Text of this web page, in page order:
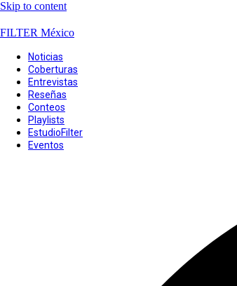
Skip to content
FILTER México
Noticias
Coberturas
Entrevistas
Reseñas
Conteos
Playlists
EstudioFilter
Eventos